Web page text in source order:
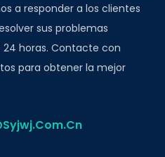
a responder a los clientes
sus problemas
horas. Contacte con
para obtener la mejor